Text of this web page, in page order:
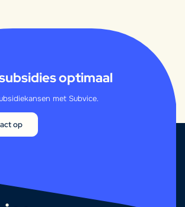
optimaal
met Subvice.
op